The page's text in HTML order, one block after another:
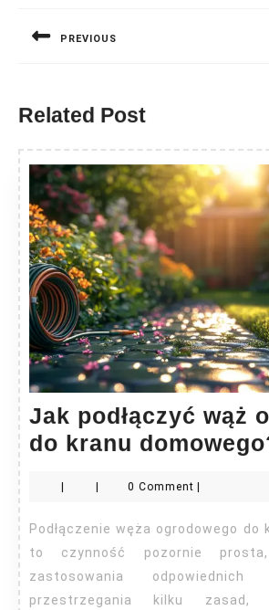
PREVIOUS
Related Post
Jak podłączyć wąż
do kranu
0 Comment
Podłączenie węża ogrodowego do kranu domowego
to czynność pozornie
zastosowania
przestrzegania kilku zasad,